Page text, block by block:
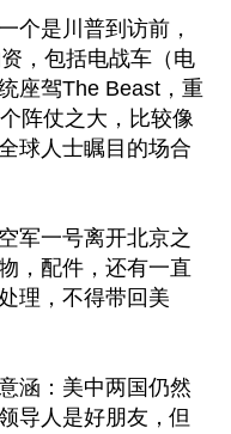
个是川普到访前，
，包括电战车（电
座驾The Beast，重
阵仗之大，比较像
球人士瞩目的场合
军一号离开北京之
，配件，还有一直
理，不得带回美
涵：美中两国仍然
导人是好朋友，但